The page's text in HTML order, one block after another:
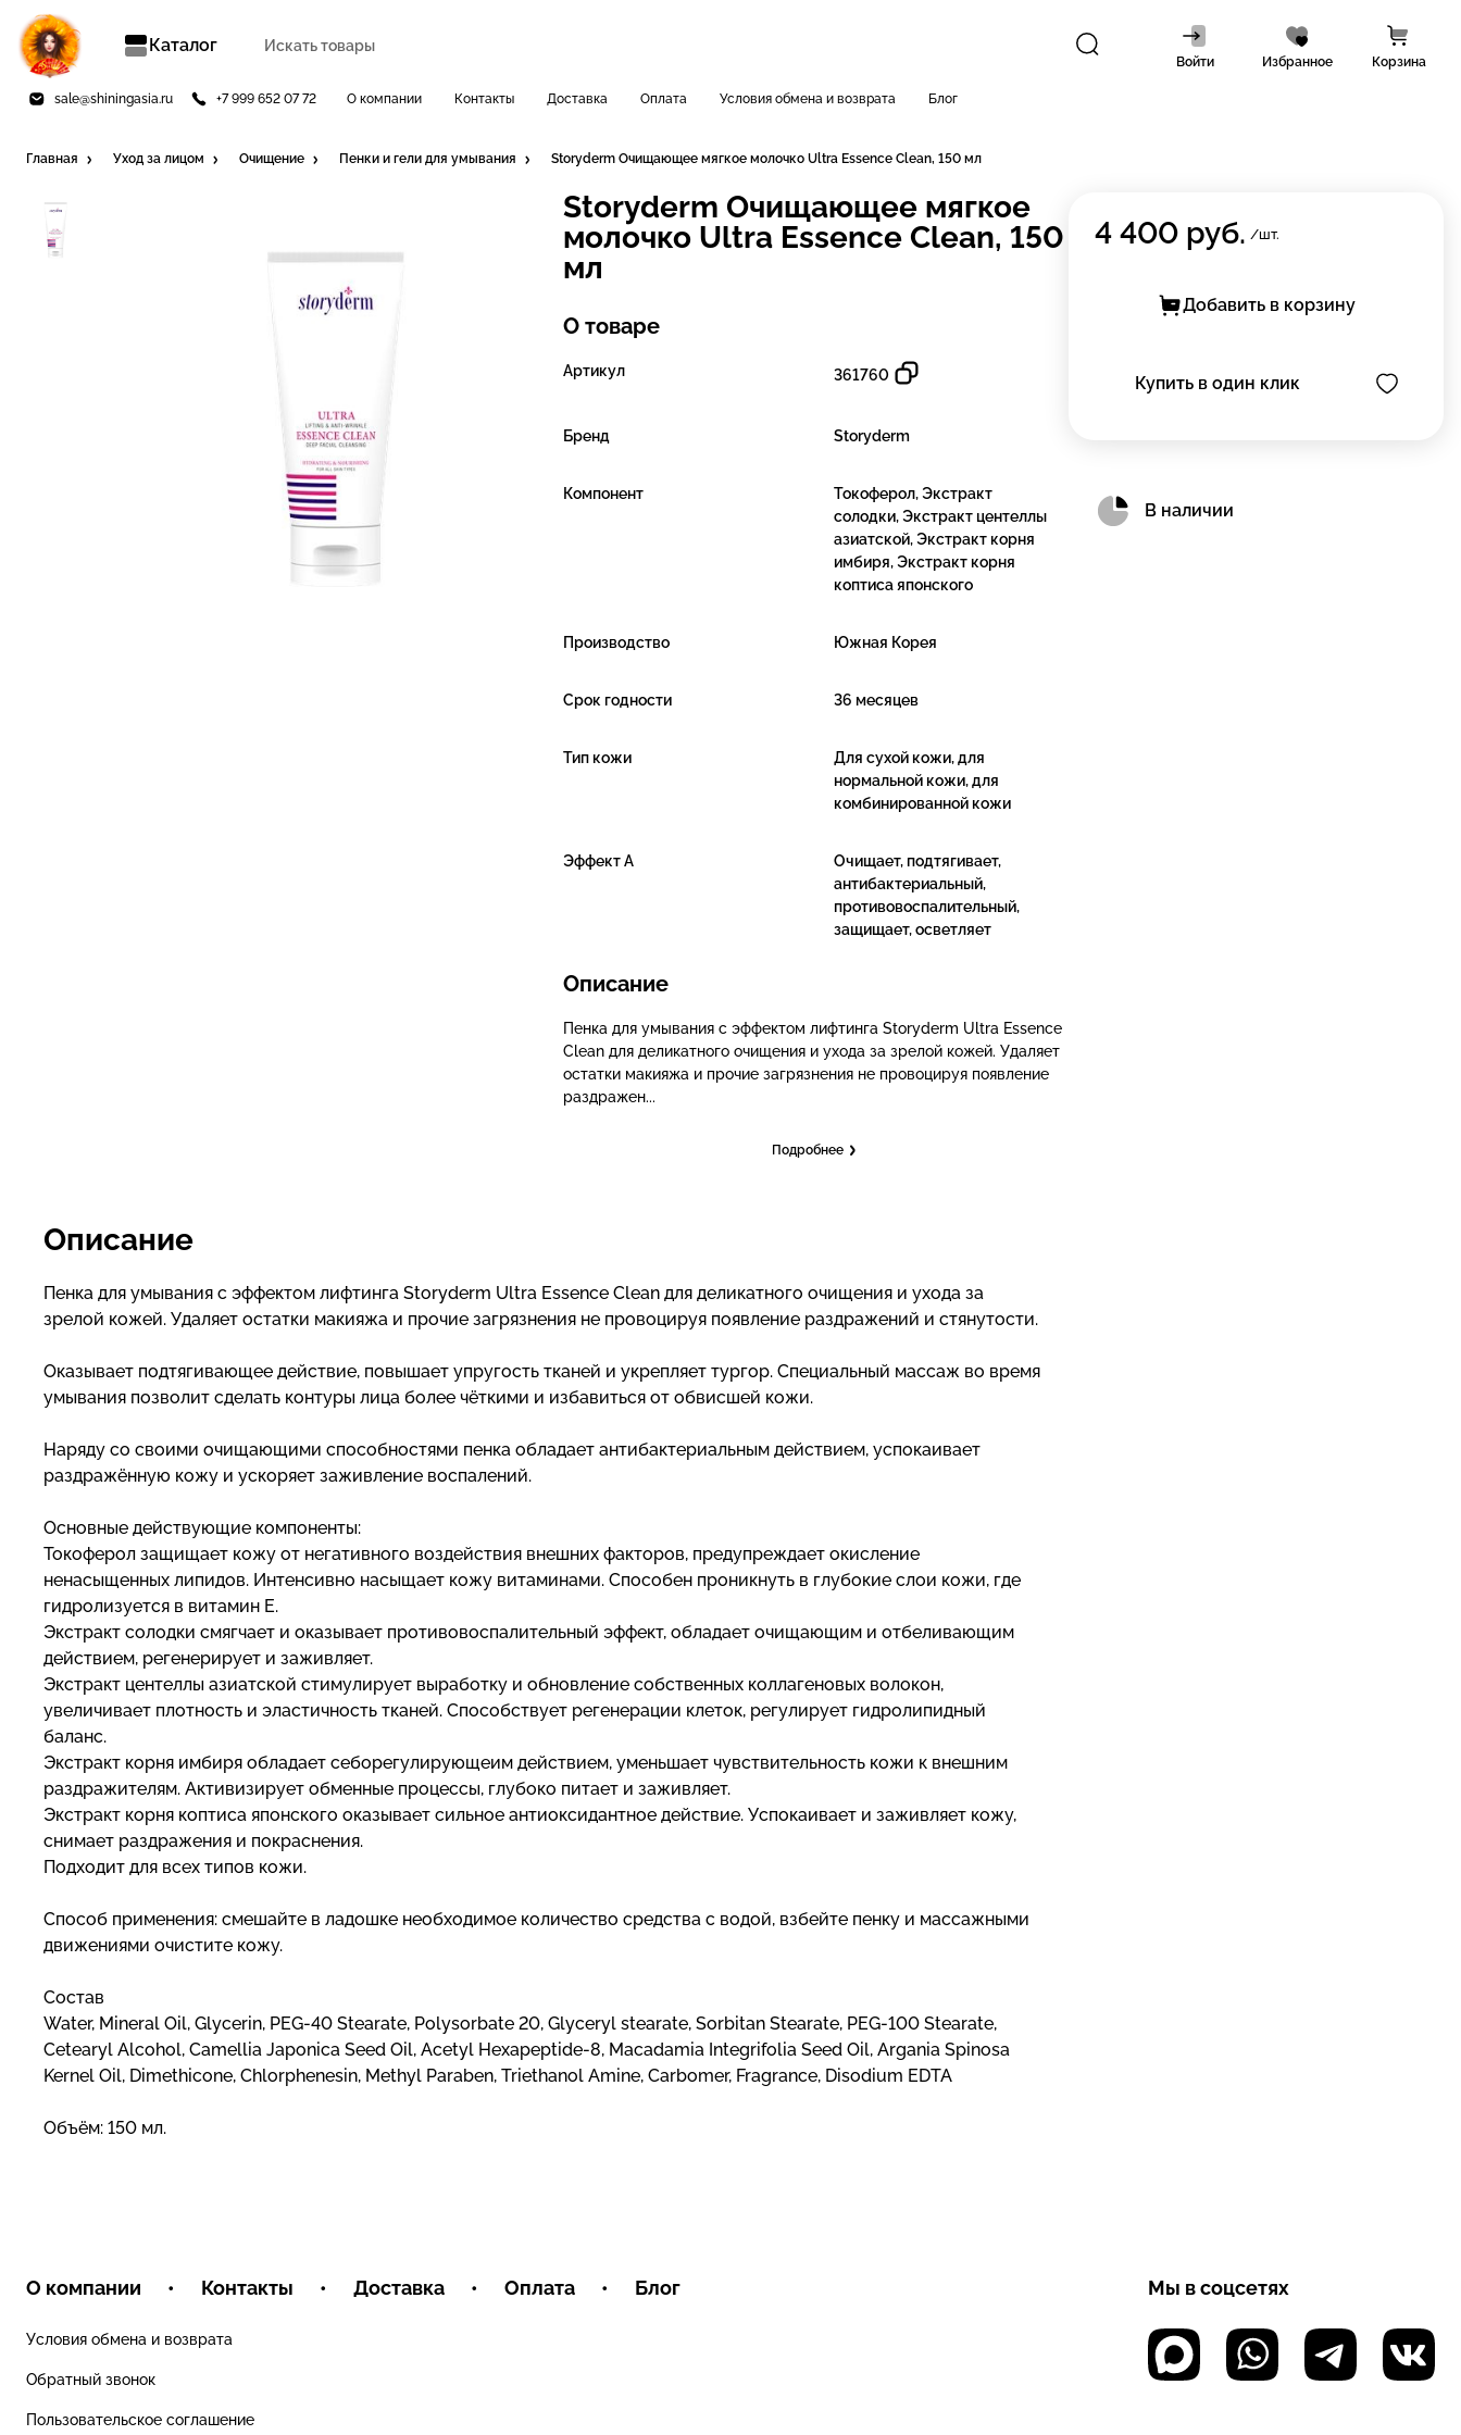
Каталог
Войти Избранное Корзина
sale@shiningasia.ru +7 999 652 07 72 О компании Контакты Доставка Оплата Условия обмена и возврата Блог
Главная Уход за лицом Очищение Пенки и гели для умывания Storyderm Очищающее мягкое молочко Ultra Essence Clean, 150 мл
Storyderm Очищающее мягкое
молочко Ultra Essence Clean, 150
мл
О товаре
Артикул 361760
Бренд Storyderm
Компонент
Токоферол, Экстракт
солодки, Экстракт центеллы
азиатской, Экстракт корня
имбиря, Экстракт корня
коптиса японского
Производство Южная Корея
Срок годности 36 месяцев
Тип кожи
Для сухой кожи, для
нормальной кожи, для
комбинированной кожи
Эффект А
Очищает, подтягивает,
антибактериальный,
противовоспалительный,
защищает, осветляет
Описание
Пенка для умывания с эффектом лифтинга Storyderm Ultra Essence
Clean для деликатного очищения и ухода за зрелой кожей. Удаляет
остатки макияжа и прочие загрязнения не провоцируя появление
раздражен...
Подробнее
Описание
Пенка для умывания с эффектом лифтинга Storyderm Ultra Essence Clean для деликатного очищения и ухода за
зрелой кожей. Удаляет остатки макияжа и прочие загрязнения не провоцируя появление раздражений и стянутости.
Оказывает подтягивающее действие, повышает упругость тканей и укрепляет тургор. Специальный массаж во время
умывания позволит сделать контуры лица более чёткими и избавиться от обвисшей кожи.
Наряду со своими очищающими способностями пенка обладает антибактериальным действием, успокаивает
раздражённую кожу и ускоряет заживление воспалений.
Основные действующие компоненты:
Токоферол защищает кожу от негативного воздействия внешних факторов, предупреждает окисление
ненасыщенных липидов. Интенсивно насыщает кожу витаминами. Способен проникнуть в глубокие слои кожи, где
гидролизуется в витамин Е.
Экстракт солодки смягчает и оказывает противовоспалительный эффект, обладает очищающим и отбеливающим
действием, регенерирует и заживляет.
Экстракт центеллы азиатской стимулирует выработку и обновление собственных коллагеновых волокон,
увеличивает плотность и эластичность тканей. Способствует регенерации клеток, регулирует гидролипидный
баланс.
Экстракт корня имбиря обладает себорегулирующеим действием, уменьшает чувствительность кожи к внешним
раздражителям. Активизирует обменные процессы, глубоко питает и заживляет.
Экстракт корня коптиса японского оказывает сильное антиоксидантное действие. Успокаивает и заживляет кожу,
снимает раздражения и покраснения.
Подходит для всех типов кожи.
Способ применения: смешайте в ладошке необходимое количество средства с водой, взбейте пенку и массажными
движениями очистите кожу.
Состав
Water, Mineral Oil, Glycerin, PEG-40 Stearate, Polysorbate 20, Glyceryl stearate, Sorbitan Stearate, PEG-100 Stearate,
Cetearyl Alcohol, Camellia Japonica Seed Oil, Acetyl Hexapeptide-8, Macadamia Integrifolia Seed Oil, Argania Spinosa
Kernel Oil, Dimethicone, Chlorphenesin, Methyl Paraben, Triethanol Amine, Carbomer, Fragrance, Disodium EDTA
Объём: 150 мл.
4 400 руб. /шт.
Добавить в корзину
Купить в один клик
В наличии
О компании • Контакты • Доставка • Оплата • Блог
Условия обмена и возврата
Обратный звонок
Пользовательское соглашение
Мы в соцсетях